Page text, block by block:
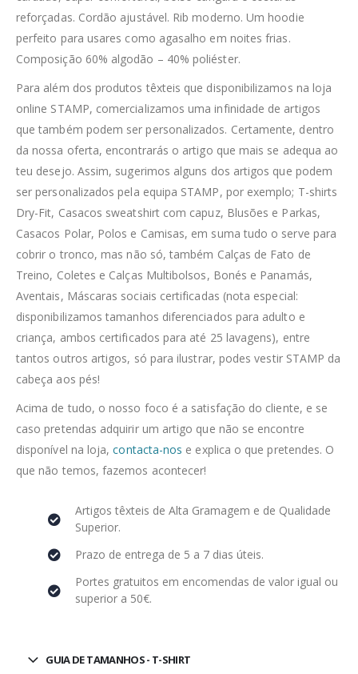
reforçadas. Cordão ajustável. Rib moderno. Um hoodie
perfeito para usares como agasalho em noites frias.
Composição 60% algodão – 40% poliéster.
Para além dos produtos têxteis que disponibilizamos na loja
online STAMP, comercializamos uma infinidade de artigos
que também podem ser personalizados. Certamente, dentro
da nossa oferta, encontrarás o artigo que mais se adequa ao
teu desejo. Assim, sugerimos alguns dos artigos que podem
ser personalizados pela equipa STAMP, por exemplo; T-shirts
Dry-Fit, Casacos sweatshirt com capuz, Blusões e Parkas,
Casacos Polar, Polos e Camisas, em suma tudo o serve para
cobrir o tronco, mas não só, também Calças de Fato de
Treino, Coletes e Calças Multibolsos, Bonés e Panamás,
Aventais, Máscaras sociais certificadas (nota especial:
disponibilizamos tamanhos diferenciados para adulto e
criança, ambos certificados para até 25 lavagens), entre
tantos outros artigos, só para ilustrar, podes vestir STAMP da
cabeça aos pés!
Acima de tudo, o nosso foco é a satisfação do cliente, e se
caso pretendas adquirir um artigo que não se encontre
disponível na loja,contacta-nos e explica o que pretendes. O
que não temos, fazemos acontecer!
Artigos têxteis de Alta Gramagem e de Qualidade
Superior.
Prazo de entrega de 5 a 7 dias úteis.
Portes gratuitos em encomendas de valor igual ou
superior a 50€.
GUIA DE TAMANHOS - T-SHIRT